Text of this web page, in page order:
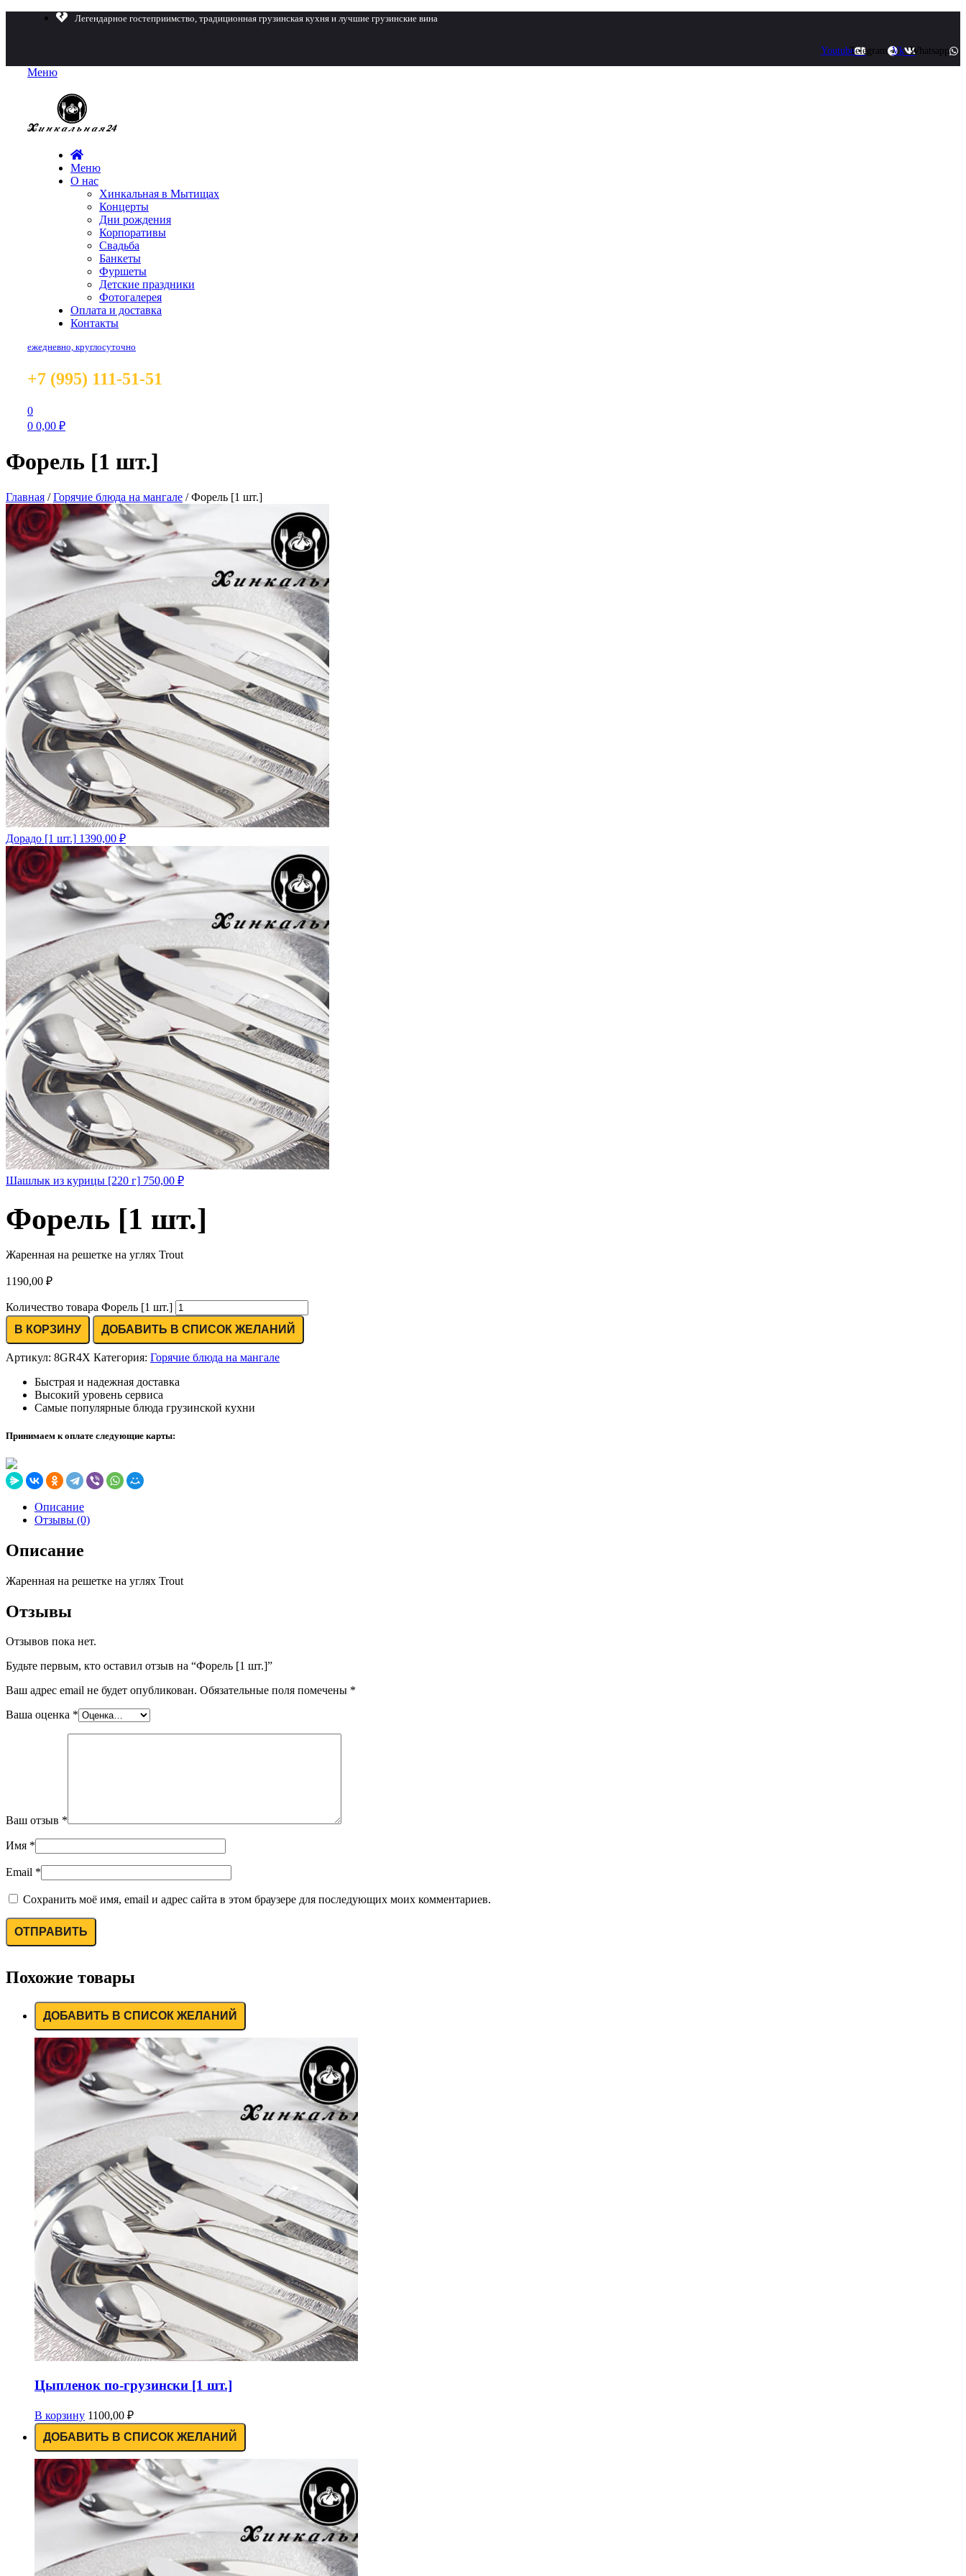
Легендарное гостеприимство, традиционная грузинская кухня и лучшие грузинские вина
YoutubeTelegram Vk Whatsapp
Меню
Меню
О нас
Хинкальная в Мытищах
Концерты
Дни рождения
Корпоративы
Свадьба
Банкеты
Фуршеты
Детские праздники
Фотогалерея
Оплата и доставка
Контакты
ежедневно, круглосуточно
+7 (995) 111-51-51
0
0 0,00 ₽
Форель [1 шт.]
Главная /Горячие блюда на мангале /Форель [1 шт.]
Дорадо [1 шт.] 1390,00 ₽
Шашлык из курицы [220 г] 750,00 ₽
Форель [1 шт.]
Жаренная на решетке на углях Trout
1190,00 ₽
Количество товара Форель [1 шт.]
В КОРЗИНУ
ДОБАВИТЬ В СПИСОК ЖЕЛАНИЙ
Артикул: 8GR4X Категория: Горячие блюда на мангале
Быстрая и надежная доставка
Высокий уровень сервиса
Самые популярные блюда грузинской кухни
Принимаем к оплате следующие карты:
Описание
Отзывы (0)
Описание
Жаренная на решетке на углях Trout
Отзывы
Отзывов пока нет.
Будьте первым, кто оставил отзыв на “Форель [1 шт.]”
Ваш адрес email не будет опубликован. Обязательные поля помечены *
Ваша оценка *
Ваш отзыв *
Имя *
Email *
Сохранить моё имя, email и адрес сайта в этом браузере для последующих моих комментариев.
Похожие товары
ДОБАВИТЬ В СПИСОК ЖЕЛАНИЙ
Цыпленок по-грузински [1 шт.]
В корзину 1100,00 ₽
ДОБАВИТЬ В СПИСОК ЖЕЛАНИЙ